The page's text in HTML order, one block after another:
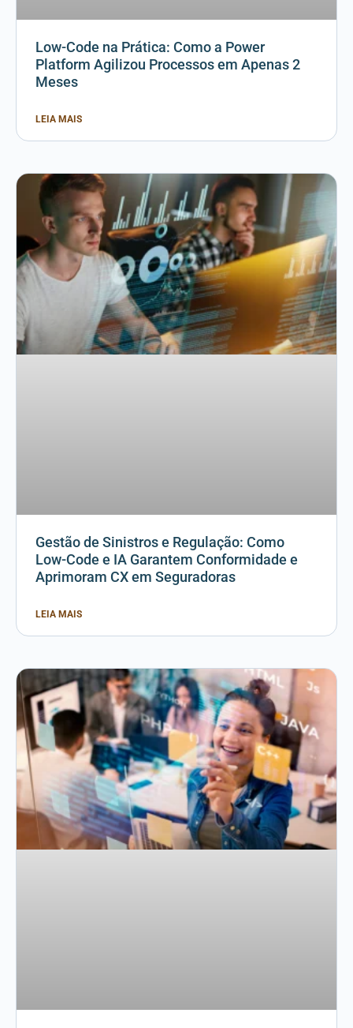
Low-Code na Prática: Como a Power
Platform Agilizou Processos em Apenas 2
Meses
LEIA MAIS
Gestão de Sinistros e Regulação: Como
Low-Code e IA Garantem Conformidade e
Aprimoram CX em Seguradoras
LEIA MAIS